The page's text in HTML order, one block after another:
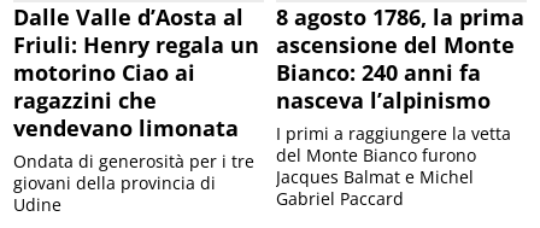
Dalle Valle d’Aosta al
Friuli: Henry regala un
motorino Ciao ai
ragazzini che
vendevano limonata
Ondata di generosità per i tre
giovani della provincia di
Udine
8 agosto 1786, la prima
ascensione del Monte
Bianco: 240 anni fa
nasceva l’alpinismo
I primi a raggiungere la vetta
del Monte Bianco furono
Jacques Balmat e Michel
Gabriel Paccard